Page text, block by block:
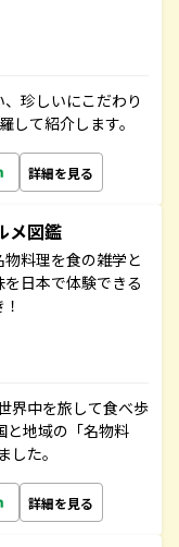
珍しいにこだわり
して紹介します。
詳細を見る
メ図鑑
料理を食の雑学と
日本で体験できる
界中を旅して食べ歩
と地域の「名物料
た。
詳細を見る